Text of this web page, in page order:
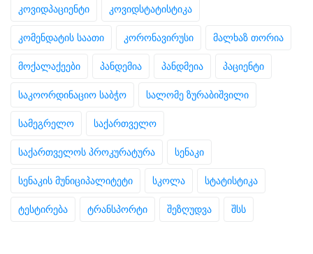
კოვიდპაციენტი კოვიდსტატისტიკა
კომენდატის საათი კორონავირუსი მალხაზ თორია
მოქალაქეები პანდემია პანდმეია პაციენტი
საკოორდინაციო საბჭო სალომე ზურაბიშვილი
სამეგრელო საქართველო
საქართველოს პროკურატურა სენაკი
სენაკის მუნიციპალიტეტი სკოლა სტატისტიკა
ტესტირება ტრანსპორტი შეზღუდვა შსს